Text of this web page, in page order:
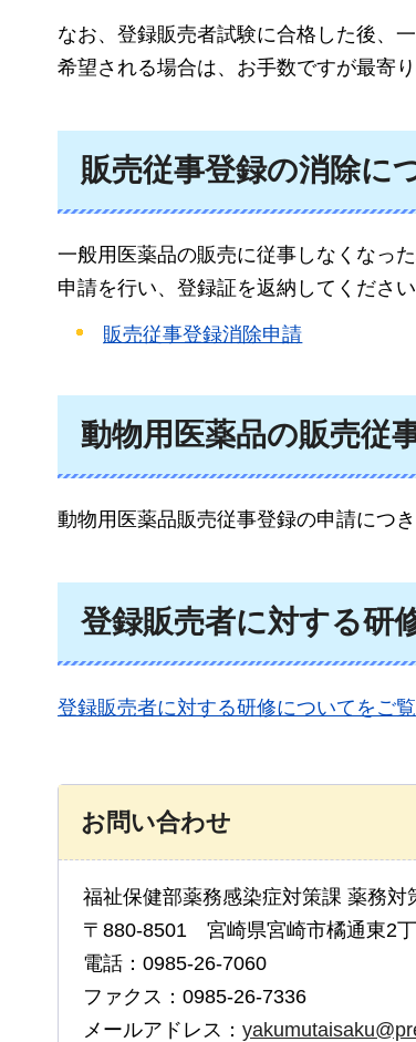
なお、登録販売者試験に合格した後、
希望される場合は、お手数ですが最寄
販売従事登録の消除に
一般用医薬品の販売に従事しなくなっ
申請を行い、登録証を返納してください
販売従事登録消除申請
動物用医薬品の販売従
動物用医薬品販売従事登録の申請につ
登録販売者に対する研
登録販売者に対する研修について をご
お問い合わせ
福祉保健部薬務感染症対策課 薬務対
〒880-8501 宮崎県宮崎市橘通東2
電話：0985-26-7060
ファクス：0985-26-7336
メールアドレス：